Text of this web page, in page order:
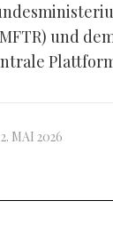
und
2. MAI 2026